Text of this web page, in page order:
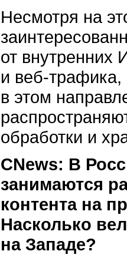
Несмотря на
от внутренних
и веб-трафика,
в этом
обработки и
CNews: В
занимаются
контента на
Насколько
на Западе?